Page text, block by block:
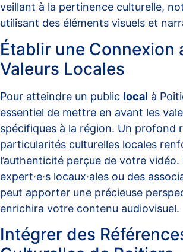
veillant à la pertinence culturelle,
utilisant des éléments visuels et
Établir une Connexion
Valeurs Locales
Pour atteindre un public local à
essentiel de mettre en avant les
spécifiques à la région. Un profond
particularités culturelles locales
l’authenticité perçue de votre
expert·e·s locaux·ales ou des
peut apporter une précieuse
enrichira votre contenu audiovisuel.
Intégrer des